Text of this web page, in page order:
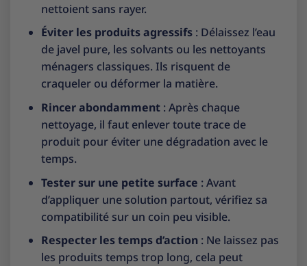
nettoient sans rayer.
Éviter les produits agressifs: Délaissez l’eau
de javel pure, les solvants ou les nettoyants
ménagers classiques. Ils risquent de
craqueler ou déformer la matière.
Rincer abondamment: Après chaque
nettoyage, il faut enlever toute trace de
produit pour éviter une dégradation avec le
temps.
Tester sur une petite surface : Avant
d’appliquer une solution partout, vérifiez sa
compatibilité sur un coin peu visible.
Respecter les temps d’action: Ne laissez pas
les produits temps trop long, cela peut